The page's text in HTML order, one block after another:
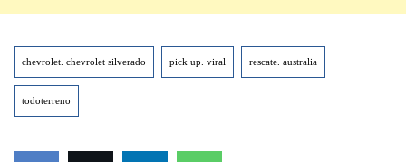
chevrolet. chevrolet silverado pick up. viral rescate. australia
todoterreno